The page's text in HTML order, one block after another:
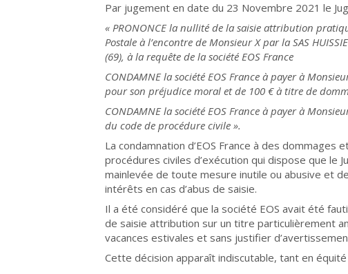
Par jugement en date du 23 Novembre 2021 le
« PRONONCE la nullité de la saisie attribution
Postale à l’encontre de Monsieur X par la SAS
(69), à la requête de la société EOS France
CONDAMNE la société EOS France à payer à
pour son préjudice moral et de 100 € à titre de
CONDAMNE la société EOS France à payer à
du code de procédure civile ».
La condamnation d’EOS France à des
procédures civiles d’exécution qui dispose que le
mainlevée de toute mesure inutile ou abusive et
intérêts en cas d’abus de saisie.
Il a été considéré que la société EOS avait été
de saisie attribution sur un titre particulièrement
vacances estivales et sans justifier
Cette décision apparaît indiscutable, tant en